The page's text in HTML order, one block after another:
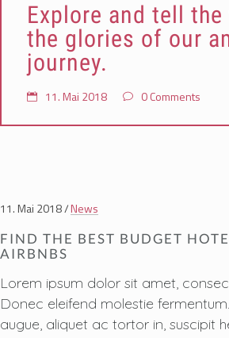
Explore and tell the
the glories of our
journey.
11. Mai 2018 0 Comments
11. Mai 2018 News
FIND THE BEST BUDGET
AIRBNBS
Lorem ipsum dolor sit amet,
Donec eleifend molestie
augue, aliquet ac tortor in, suscipit